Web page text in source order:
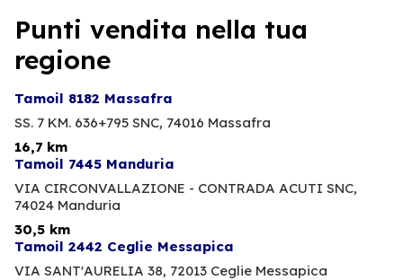
Punti vendita nella tua
regione
Tamoil 8182 Massafra
SS. 7 KM. 636+795 SNC, 74016 Massafra
16,7 km
Tamoil 7445 Manduria
VIA CIRCONVALLAZIONE - CONTRADA ACUTI SNC,
74024 Manduria
30,5 km
Tamoil 2442 Ceglie Messapica
VIA SANT'AURELIA 38, 72013 Ceglie Messapica